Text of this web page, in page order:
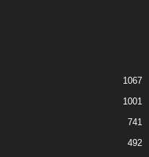
1067
1001
741
492